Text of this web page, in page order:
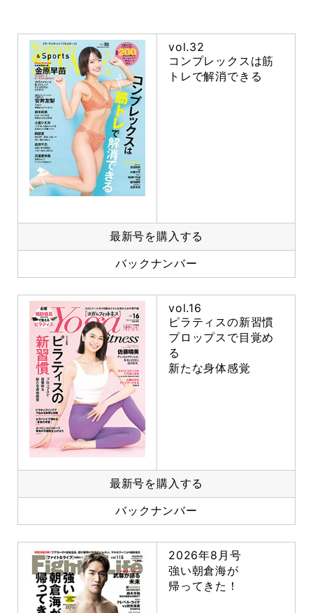
vol.32
コンプレックスは筋
トレで解消できる
最新号を購入する
バックナンバー
vol.16
ピラティスの新習慣
プロップスで目覚め
る
新たな身体感覚
最新号を購入する
バックナンバー
2026年8月号
強い朝倉海が
帰ってきた！